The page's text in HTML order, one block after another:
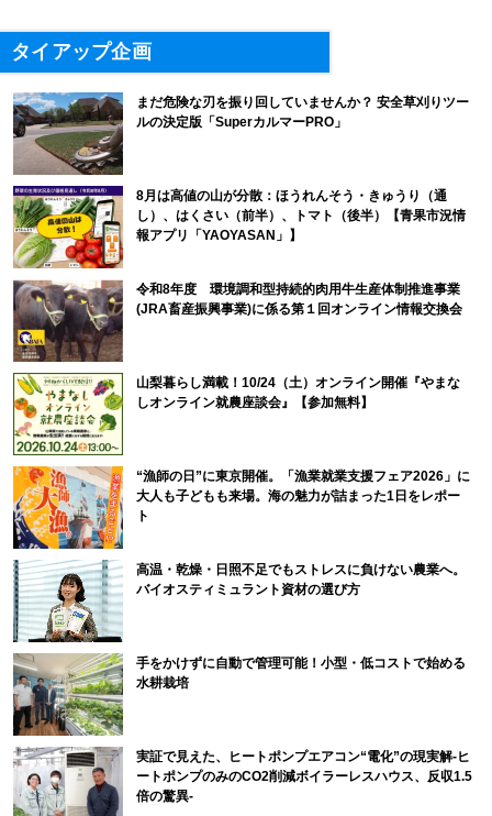
タイアップ企画
まだ危険な刃を振り回していませんか？ 安全草刈りツー
ルの決定版「SuperカルマーPRO」
8月は高値の山が分散：ほうれんそう・きゅうり（通
し）、はくさい（前半）、トマト（後半）【青果市況情
報アプリ「YAOYASAN」】
令和8年度 環境調和型持続的肉用牛生産体制推進事業
(JRA畜産振興事業)に係る第１回オンライン情報交換会
山梨暮らし満載！10/24（土）オンライン開催『やまな
しオンライン就農座談会』【参加無料】
“漁師の日”に東京開催。「漁業就業支援フェア2026」に
大人も子どもも来場。海の魅力が詰まった1日をレポー
ト
高温・乾燥・日照不足でもストレスに負けない農業へ。
バイオスティミュラント資材の選び方
手をかけずに自動で管理可能！小型・低コストで始める
水耕栽培
実証で見えた、ヒートポンプエアコン“電化”の現実解-ヒ
ートポンプのみのCO2削減ボイラーレスハウス、反収1.5
倍の驚異-